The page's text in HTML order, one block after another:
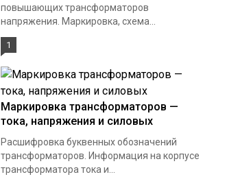
повышающих трансформаторов
напряжения. Маркировка, схема...
1
Маркировка трансформаторов —
тока, напряжения и силовых
Расшифровка буквенных обозначений
трансформаторов. Информация на корпусе
трансформатора тока и...